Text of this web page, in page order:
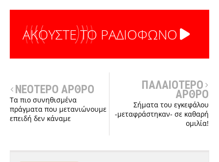
ΑΚΟΥΣΤΕ ΤΟ ΡΑΔΙΟΦΩΝΟ
ΝΕΟΤΕΡΟ ΑΡΘΡΟ
Τα πιο συνηθισμένα
πράγματα που μετανιώνουμε
επειδή δεν κάναμε
ΠΑΛΑΙΟΤΕΡΟ
ΑΡΘΡΟ
Σήματα του εγκεφάλου
-μεταφράστηκαν- σε καθαρή
ομιλία!